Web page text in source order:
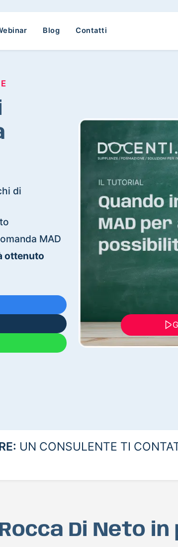
Blog Contatti
di
MAD
ottenuto
UN CONSULENTE TI
Di Neto